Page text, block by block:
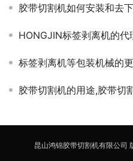
胶带切割机如何安装和去
HONGJIN标签剥离机的代
标签剥离机等包装机械的
胶带切割机的用途,胶带切
昆山鸿锦胶带切割机有限公司